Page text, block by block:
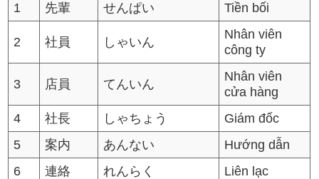
1
先輩 せんぱい Tiền bối
2 社員 しゃいん
Nhân viên
công ty
3 店員 てんいん
Nhân viên
cửa hàng
4
社長 しゃちょう
Giám đốc
5
案内 あんない
Hướng dẫn
6
連絡 れんらく
Liên lạc